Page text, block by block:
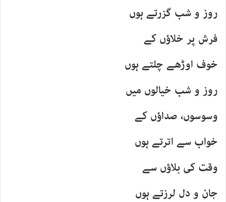
روز و شب گزرتے ہوں
فرش پر خلاؤں کے
خوف اوڑھے چلتے ہوں
روز و شب خیالوں میں
وسوسوں، صداؤں کے
خواب سے اترتے ہوں
وقت کی بلاؤں سے
جان و دل لرزتے ہوں